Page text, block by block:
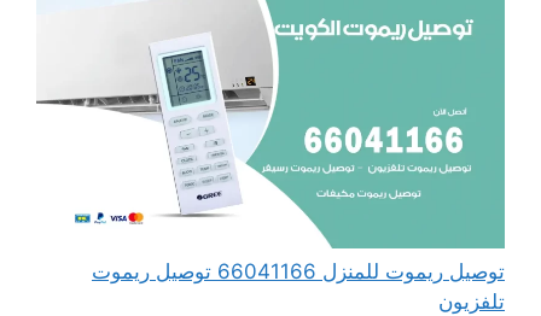
توصيل ريموت للمنزل 66041166 توصيل ريموت
تلفزيون